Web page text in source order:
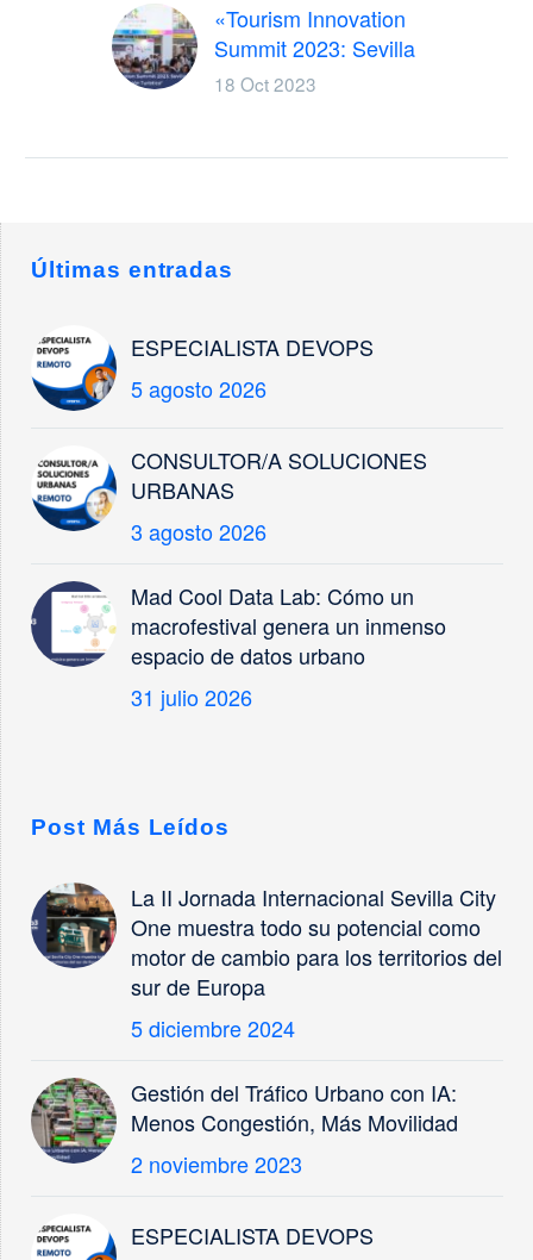
«Tourism Innovation
Summit 2023: Sevilla
Impulsa la Innovación
turística regresa a
llevará a cabo del
18 Oct 2023
Últimas entradas
ESPECIALISTA DEVOPS
5 agosto 2026
CONSULTOR/A SOLUCIONES
URBANAS
3 agosto 2026
Mad Cool Data Lab: Cómo un
macrofestival genera un inmenso
espacio de datos urbano
31 julio 2026
Post Más Leídos
La II Jornada Internacional Sevilla City
One muestra todo su potencial como
motor de cambio para los territorios del
sur de Europa
5 diciembre 2024
Gestión del Tráfico Urbano con IA:
Menos Congestión, Más Movilidad
2 noviembre 2023
ESPECIALISTA DEVOPS